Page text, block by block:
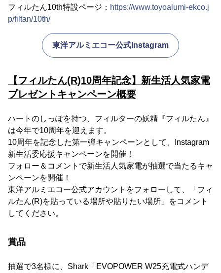
フィルたん10th特設ページ： https://www.toyoalumi-ekco.j
p/filtan/10th/
東洋アルミエコー公式Instagram
【フィルたん(R)10周年記念】新生活人気家電
プレゼントキャンペーン概要
ハートのしっぽを持つ、フィルターの妖精『フィルたん』
は今年で10周年を迎えます。
10周年を記念した第一弾キャンペーンとして、Instagram
新生活委応援キャンペーンを開催！
フォロー＆コメントで新生活人気家電が抽選で当たるキャ
ンペーンを開催！
東洋アルミエコー公式アカウントをフォローして、「フィ
ルたん(R)を貼っている場所や貼りたい場所」をコメント
してください。
賞品
抽選で3名様に、Shark「EVOPOWER W25充電式ハンデ